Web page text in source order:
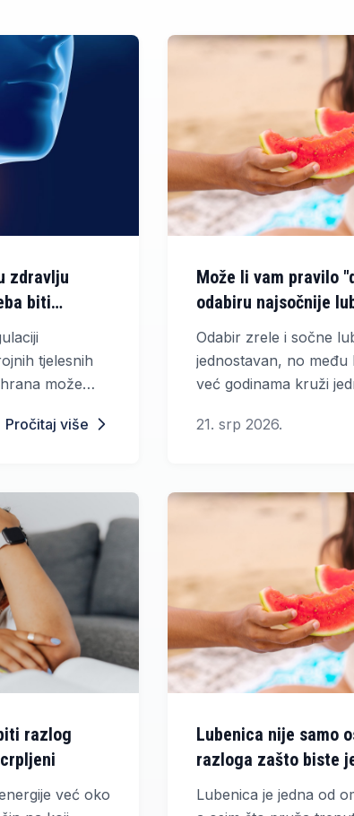
zdravlju
biti
tjelesnih
može
promjena
Pročitaj više
Može li vam pravilo
odabiru najsočnije
Odabir zrele i sočne
jednostavan, no među
već godinama kruži
21. srp 2026.
razlog
već oko
Lubenica nije samo
razloga zašto biste
ljeta
Lubenica je jedna od